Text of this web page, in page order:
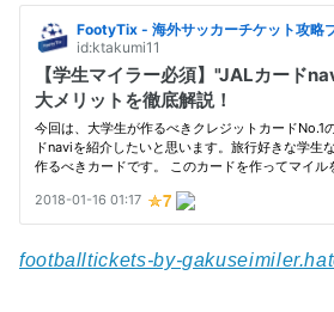
footballtickets-by-